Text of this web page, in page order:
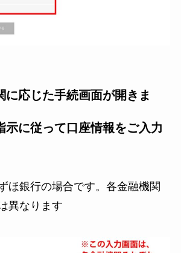
に応じた手続画面が開きま
示に従って口座情報をご入力
ほ銀行の場合です。各金融機関
異なります